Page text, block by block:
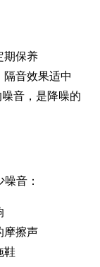
期保养
隔音效果适中
噪音，是降噪的
音：
摩擦声
鞋